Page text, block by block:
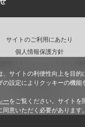
、サイトの利便性向上を目的
の設定によりクッキーの機能
ーをご覧ください。サイトを
意いただく必要があります。
サイトのご利用にあたり
個人情報保護方針
に基づく公表について
クッキーポリシー
サイトマップ